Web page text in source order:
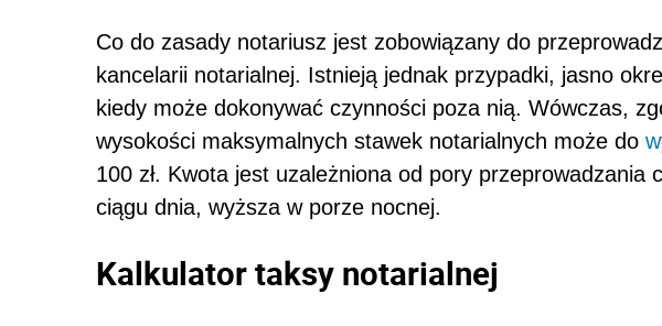
Co do zasady notariusz jest zobowiązany do
kancelarii notarialnej. Istnieją jednak przypadki, jasno
kiedy może dokonywać czynności poza nią. Wówczas,
wysokości maksymalnych stawek notarialnych może do
100 zł. Kwota jest uzależniona od pory przeprowadzania
ciągu dnia, wyższa w porze nocnej.
Kalkulator taksy notarialnej